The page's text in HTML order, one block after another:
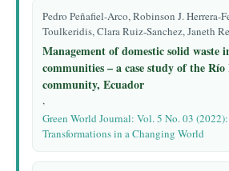
Pedro Peñafiel-Arco, Robinson J. Herrera-
Toulkeridis, Clara Ruiz-Sanchez, Janeth
Management of domestic solid waste
communities – a case study of the Río
community, Ecuador
,
Green World Journal: Vol. 5 No. 03
Transformations in a Changing World